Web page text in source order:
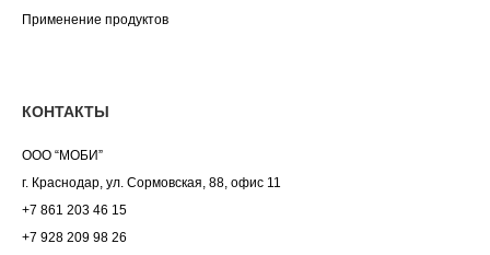
Применение продуктов
КОНТАКТЫ
ООО “МОБИ”
г. Краснодар, ул. Сормовская, 88, офис 11
+7 861 203 46 15
+7 928 209 98 26